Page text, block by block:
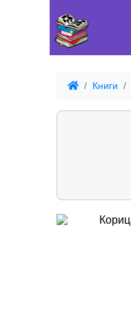
Книги